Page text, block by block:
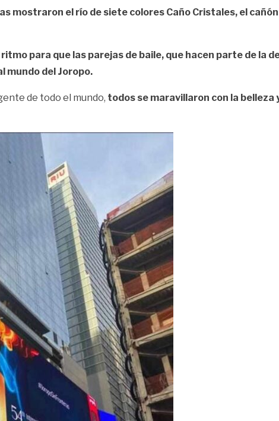
mostraron el río de siete colores Caño Cristales, el
para que las parejas de baile, que hacen parte de la
mundo del Joropo.
de todo el mundo, todos se maravillaron con la